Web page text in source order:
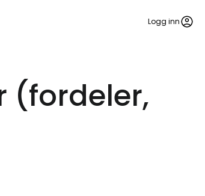
Logg inn
(fordeler,